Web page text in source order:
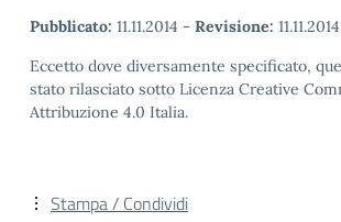
Pubblicato: 11.11.2014 - Revisione: 11.11.2014
Eccetto dove diversamente specificato,
stato rilasciato sotto Licenza Creative
Attribuzione 4.0 Italia.
Stampa / Condividi